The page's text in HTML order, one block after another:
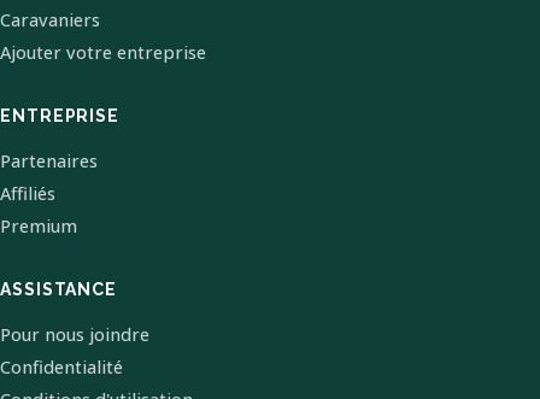
Caravaniers
Ajouter votre entreprise
ENTREPRISE
Partenaires
Affiliés
Premium
ASSISTANCE
Pour nous joindre
Confidentialité